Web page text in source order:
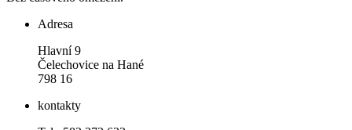
Adresa
Hlavní 9
Čelechovice na Hané
798 16
kontakty